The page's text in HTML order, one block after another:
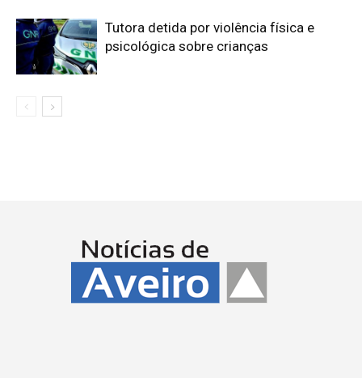
Tutora detida por violência física e
psicológica sobre crianças